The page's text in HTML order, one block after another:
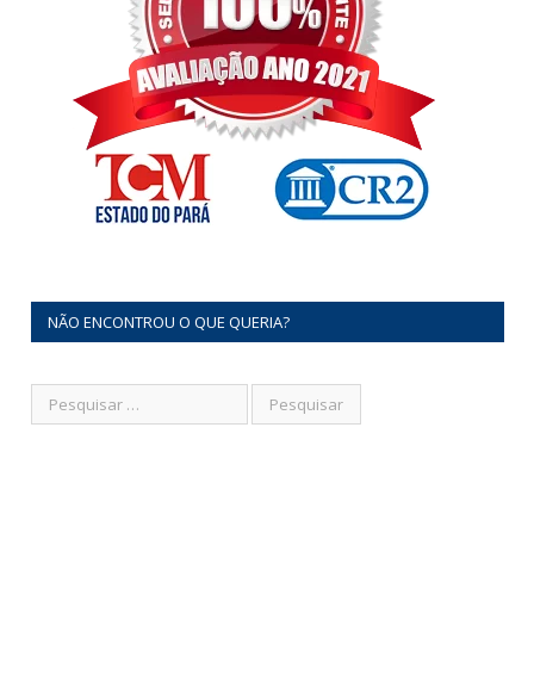
NÃO ENCONTROU O QUE QUERIA?